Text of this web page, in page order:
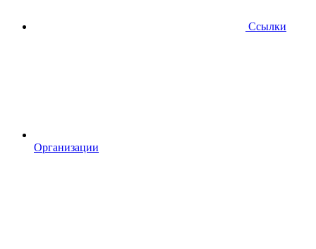
Ссылки
Организации